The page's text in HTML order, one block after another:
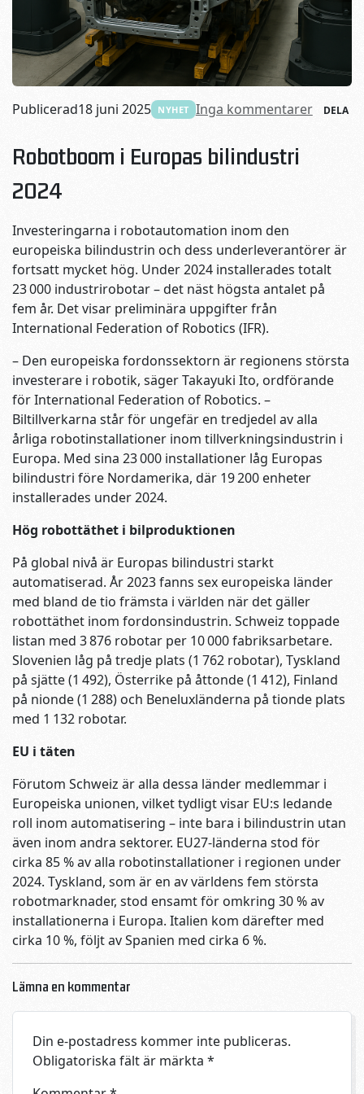
Publicerad18 juni 2025 NYHET Inga kommentarer DELA
Robotboom i Europas bilindustri
2024
Investeringarna i robotautomation inom den
europeiska bilindustrin och dess underleverantörer är
fortsatt mycket hög. Under 2024 installerades totalt
23 000 industrirobotar – det näst högsta antalet på
fem år. Det visar preliminära uppgifter från
International Federation of Robotics (IFR).
– Den europeiska fordonssektorn är regionens största
investerare i robotik, säger Takayuki Ito, ordförande
för International Federation of Robotics. –
Biltillverkarna står för ungefär en tredjedel av alla
årliga robotinstallationer inom tillverkningsindustrin i
Europa. Med sina 23 000 installationer låg Europas
bilindustri före Nordamerika, där 19 200 enheter
installerades under 2024.
Hög robottäthet i bilproduktionen
På global nivå är Europas bilindustri starkt
automatiserad. År 2023 fanns sex europeiska länder
med bland de tio främsta i världen när det gäller
robottäthet inom fordonsindustrin. Schweiz toppade
listan med 3 876 robotar per 10 000 fabriksarbetare.
Slovenien låg på tredje plats (1 762 robotar), Tyskland
på sjätte (1 492), Österrike på åttonde (1 412), Finland
på nionde (1 288) och Beneluxländerna på tionde plats
med 1 132 robotar.
EU i täten
Förutom Schweiz är alla dessa länder medlemmar i
Europeiska unionen, vilket tydligt visar EU:s ledande
roll inom automatisering – inte bara i bilindustrin utan
även inom andra sektorer. EU27-länderna stod för
cirka 85 % av alla robotinstallationer i regionen under
2024. Tyskland, som är en av världens fem största
robotmarknader, stod ensamt för omkring 30 % av
installationerna i Europa. Italien kom därefter med
cirka 10 %, följt av Spanien med cirka 6 %.
Lämna en kommentar
Din e-postadress kommer inte publiceras.
Obligatoriska fält är märkta *